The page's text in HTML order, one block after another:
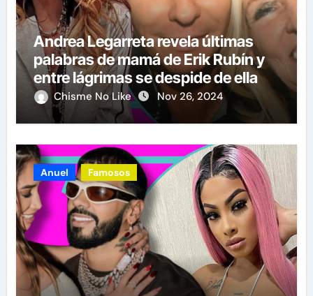
Andrea Legarreta revela últimas
palabras de mamá de Erik Rubín y
entre lágrimas se despide de ella
Chisme No Like Nov 26, 2024
Anuel Famosos